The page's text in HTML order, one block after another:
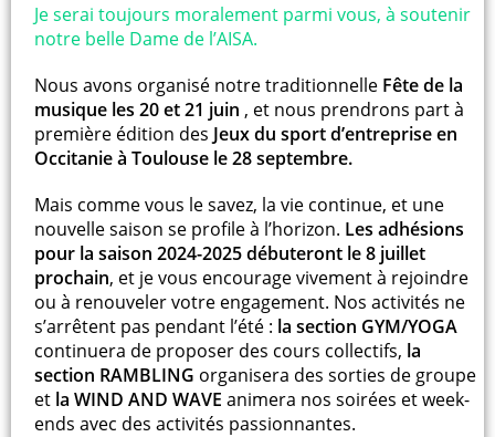
Je serai toujours moralement parmi vous, à soutenir
notre belle Dame de l’AISA.
Nous avons organisé notre traditionnelle Fête de la
musique les 20 et 21 juin , et nous prendrons part à
première édition des Jeux du sport d’entreprise en
Occitanie à Toulouse le 28 septembre.
Mais comme vous le savez, la vie continue, et une
nouvelle saison se profile à l’horizon. Les adhésions
pour la saison 2024-2025 débuteront le 8 juillet
prochain, et je vous encourage vivement à rejoindre
ou à renouveler votre engagement. Nos activités ne
s’arrêtent pas pendant l’été : la section GYM/YOGA
continuera de proposer des cours collectifs, la
section RAMBLING organisera des sorties de groupe
et la WIND AND WAVE animera nos soirées et week-
ends avec des activités passionnantes.